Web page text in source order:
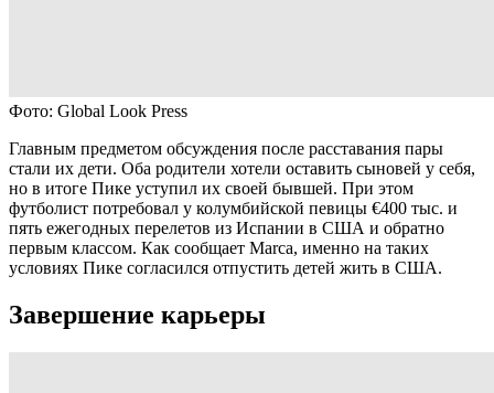
Фото: Global Look Press
Главным предметом обсуждения после расставания пары
стали их дети. Оба родители хотели оставить сыновей у себя,
но в итоге Пике уступил их своей бывшей. При этом
футболист потребовал у колумбийской певицы €400 тыс. и
пять ежегодных перелетов из Испании в США и обратно
первым классом. Как сообщает Marca, именно на таких
условиях Пике согласился отпустить детей жить в США.
Завершение карьеры